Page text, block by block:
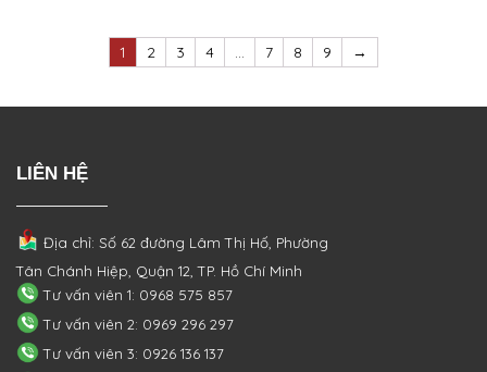
1 2 3 4 … 7 8 9 →
LIÊN HỆ
Địa chỉ: Số 62 đường Lâm Thị Hố, Phường
Tân Chánh Hiệp, Quận 12, TP. Hồ Chí Minh
Tư vấn viên 1: 0968 575 857
Tư vấn viên 2: 0969 296 297
Tư vấn viên 3: 0926 136 137